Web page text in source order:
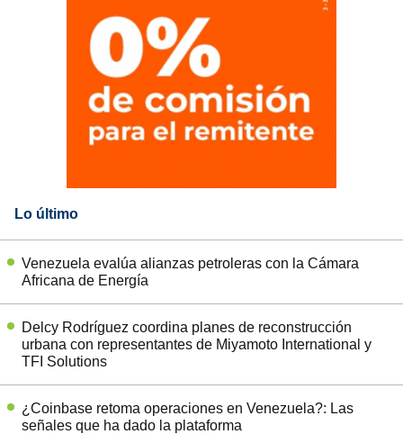
Lo último
Venezuela evalúa alianzas petroleras con la Cámara
Africana de Energía
Delcy Rodríguez coordina planes de reconstrucción
urbana con representantes de Miyamoto International y
TFI Solutions
¿Coinbase retoma operaciones en Venezuela?: Las
señales que ha dado la plataforma